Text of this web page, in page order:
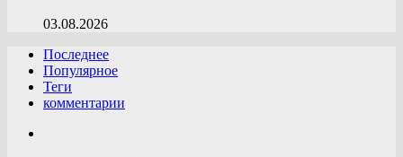
03.08.2026
Последнее
Популярное
Теги
комментарии